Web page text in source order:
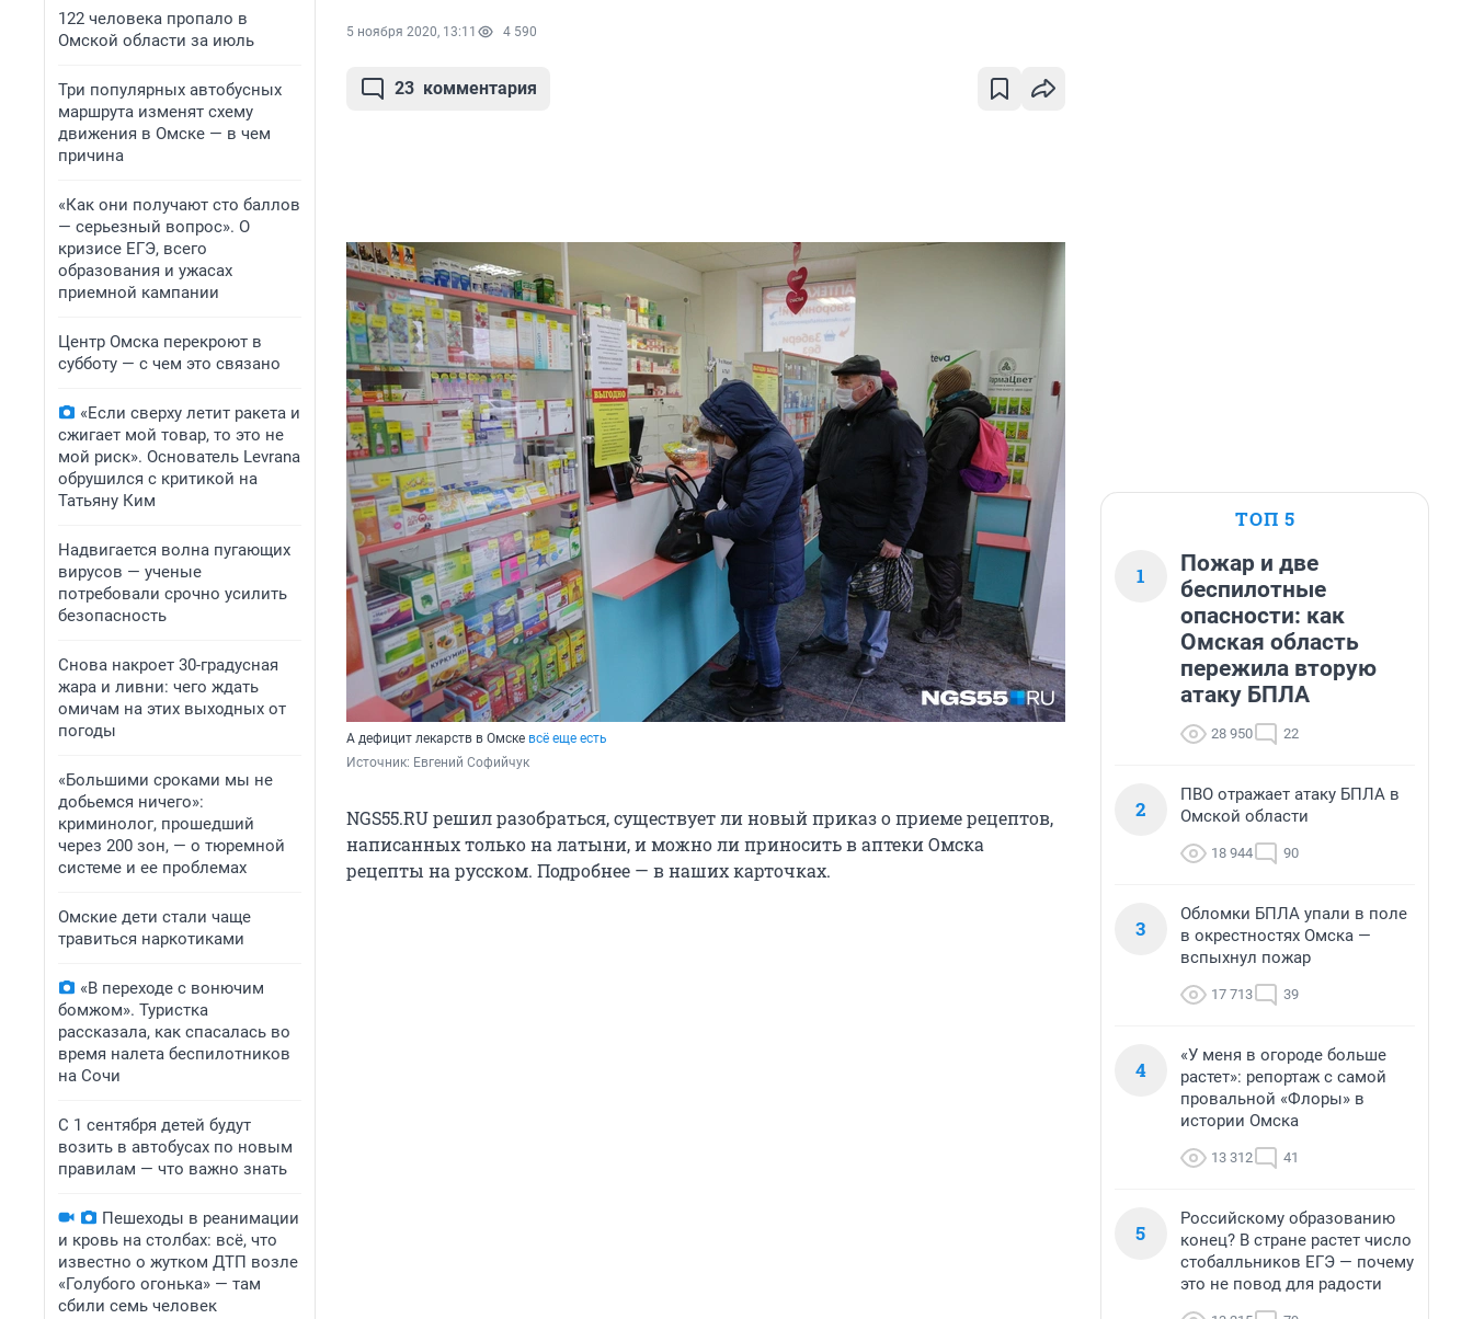
122 человека пропало в
Омской области за июль
Три популярных автобусных
маршрута изменят схему
движения в Омске — в чем
причина
«Как они получают сто баллов
— серьезный вопрос». О
кризисе ЕГЭ, всего
образования и ужасах
приемной кампании
Центр Омска перекроют в
субботу — с чем это связано
«Если сверху летит ракета и
сжигает мой товар, то это не
мой риск». Основатель Levrana
обрушился с критикой на
Татьяну Ким
Надвигается волна пугающих
вирусов — ученые
потребовали срочно усилить
безопасность
Снова накроет 30-градусная
жара и ливни: чего ждать
омичам на этих выходных от
погоды
«Большими сроками мы не
добьемся ничего»:
криминолог, прошедший
через 200 зон, — о тюремной
системе и ее проблемах
Омские дети стали чаще
травиться наркотиками
«В переходе с вонючим
бомжом». Туристка
рассказала, как спасалась во
время налета беспилотников
на Сочи
С 1 сентября детей будут
возить в автобусах по новым
правилам — что важно знать
Пешеходы в реанимации
и кровь на столбах: всё, что
известно о жутком ДТП возле
«Голубого огонька» — там
сбили семь человек
5 ноября 2020, 13:11 4 590
23 комментария
А дефицит лекарств в Омске всё еще есть
Источник: Евгений Софийчук
NGS55.RU решил разобраться, существует ли новый приказ о приеме рецептов,
написанных только на латыни, и можно ли приносить в аптеки Омска
рецепты на русском. Подробнее — в наших карточках.
ТОП 5
1
Пожар и две
беспилотные
опасности: как
Омская область
пережила вторую
атаку БПЛА
28 950 22
2
ПВО отражает атаку БПЛА в
Омской области
18 944 90
3
Обломки БПЛА упали в поле
в окрестностях Омска —
вспыхнул пожар
17 713 39
4
«У меня в огороде больше
растет»: репортаж с самой
провальной «Флоры» в
истории Омска
13 312 41
5
Российскому образованию
конец? В стране растет число
стобалльников ЕГЭ — почему
это не повод для радости